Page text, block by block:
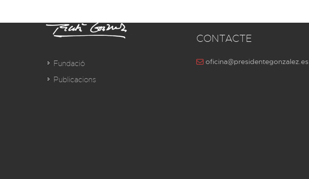
Fundació
Publicacions
CONTACTE
oficina@presidentegonzalez.es